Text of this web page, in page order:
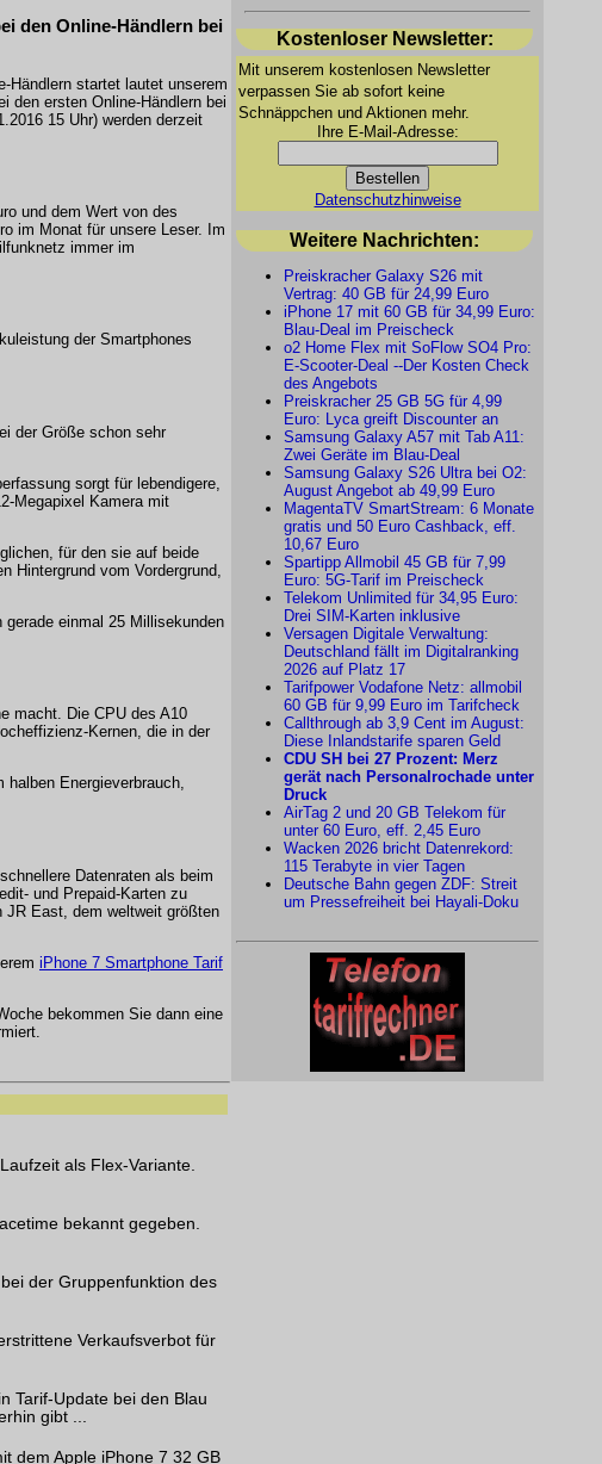
den Online-Händlern bei
Händlern startet lautet unserem
den ersten Online-Händlern bei
15 Uhr) werden derzeit
und dem Wert von des
im Monat für unsere Leser. Im
immer im
der Smartphones
der Größe schon sehr
sorgt für lebendigere,
Megapixel Kamera mit
für den sie auf beide
Hintergrund vom Vordergrund,
einmal 25 Millisekunden
macht. Die CPU des A10
Kernen, die in der
Energieverbrauch,
Datenraten als beim
und Prepaid-Karten zu
JR East, dem weltweit größten
iPhone 7 Smartphone Tarif
bekommen Sie dann eine
als Flex-Variante.
bekannt gegeben.
der Gruppenfunktion des
Verkaufsverbot für
Tarif-Update bei den Blau
gibt ...
dem Apple iPhone 7 32 GB
Kostenloser Newsletter:
Mit unserem kostenlosen Newsletter
verpassen Sie ab sofort keine
Schnäppchen und Aktionen mehr.
Ihre E-Mail-Adresse:
Datenschutzhinweise
Weitere Nachrichten:
Preiskracher Galaxy S26 mit
Vertrag: 40 GB für 24,99 Euro
iPhone 17 mit 60 GB für 34,99 Euro:
Blau-Deal im Preischeck
o2 Home Flex mit SoFlow SO4 Pro:
E-Scooter-Deal --Der Kosten Check
des Angebots
Preiskracher 25 GB 5G für 4,99
Euro: Lyca greift Discounter an
Samsung Galaxy A57 mit Tab A11:
Zwei Geräte im Blau-Deal
Samsung Galaxy S26 Ultra bei O2:
August Angebot ab 49,99 Euro
MagentaTV SmartStream: 6 Monate
gratis und 50 Euro Cashback, eff.
10,67 Euro
Spartipp Allmobil 45 GB für 7,99
Euro: 5G-Tarif im Preischeck
Telekom Unlimited für 34,95 Euro:
Drei SIM-Karten inklusive
Versagen Digitale Verwaltung:
Deutschland fällt im Digitalranking
2026 auf Platz 17
Tarifpower Vodafone Netz: allmobil
60 GB für 9,99 Euro im Tarifcheck
Callthrough ab 3,9 Cent im August:
Diese Inlandstarife sparen Geld
CDU SH bei 27 Prozent: Merz
gerät nach Personalrochade unter
Druck
AirTag 2 und 20 GB Telekom für
unter 60 Euro, eff. 2,45 Euro
Wacken 2026 bricht Datenrekord:
115 Terabyte in vier Tagen
Deutsche Bahn gegen ZDF: Streit
um Pressefreiheit bei Hayali-Doku